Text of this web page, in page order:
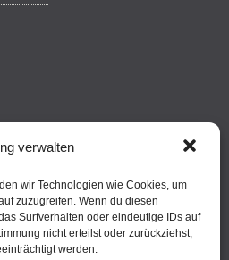
verwalten
wir Technologien wie Cookies, um
zuzugreifen. Wenn du diesen
Surfverhalten oder eindeutige IDs auf
nicht erteilst oder zurückziehst,
werden.